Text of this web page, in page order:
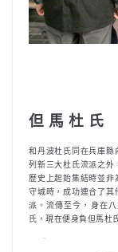
但 馬 杜 氏
和丹波杜氏同在兵庫縣
列新三大杜氏流派之外
歷史上起始集結時並非
守城時，成功連合了其
派。流傳至今，身在
氏，現在便身負但馬杜